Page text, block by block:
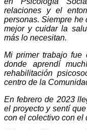
relaciones y el
personas. Siempre he
mejor y cuidar la
más lo necesitan.
Mi primer trabajo fue
donde aprendí
rehabilitación
centro de la
En febrero de 2023
el proyecto y sentí
con el colectivo con el